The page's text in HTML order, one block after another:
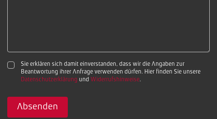
Sie erklären sich damit einverstanden, dass wir die Angaben zur
Beantwortung ihrer Anfrage verwenden dürfen. Hier finden Sie unsere
Datenschutzerklärung und Widerrufshinweise.
Absenden